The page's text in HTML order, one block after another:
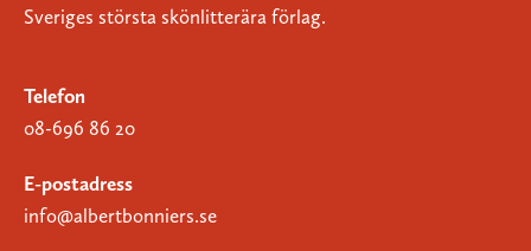
Sveriges största skönlitterära förlag.
Telefon
08-696 86 20
E-postadress
info@albertbonniers.se